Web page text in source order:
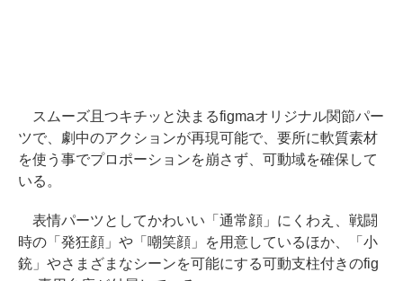
スムーズ且つキチッと決まるfigmaオリジナル関節パー
ツで、劇中のアクションが再現可能で、要所に軟質素材
を使う事でプロポーションを崩さず、可動域を確保して
いる。
表情パーツとしてかわいい「通常顔」にくわえ、戦闘
時の「発狂顔」や「嘲笑顔」を用意しているほか、「小
銃」やさまざまなシーンを可能にする可動支柱付きのfig